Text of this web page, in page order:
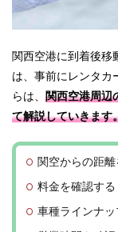
関西空港に到着後移
は、事前にレンタカ
らは、 関西空港周辺
て解説していきます
関空からの距
料金を確認する
車種ラインナ